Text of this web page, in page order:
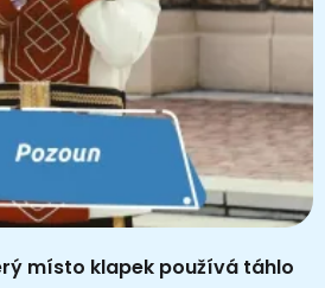
místo klapek používá táhlo